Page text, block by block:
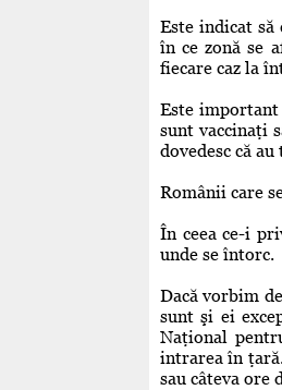
Este indicat
în ce zonă se
fiecare caz la
Este important
sunt vaccinaţi
dovedesc că
Românii care
În ceea ce-i
unde se întorc.
Dacă vorbim
sunt şi ei
Naţional
intrarea în
sau câteva ore